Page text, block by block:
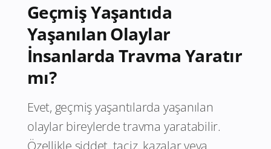
Geçmiş Yaşantıda
Yaşanılan Olaylar
İnsanlarda Travma Yaratır
mı?
Evet, geçmiş yaşantılarda yaşanılan
olaylar bireylerde travma yaratabilir.